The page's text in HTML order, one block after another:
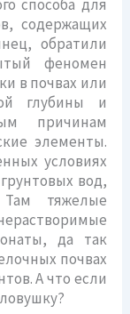
способа для
содержащих
обратили
феномен
в почвах или
глубины и
причинам
элементы.
условиях
вод,
Там тяжелые
да так
почвах
А что если